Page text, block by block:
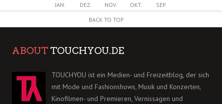
JAN. DEZ. NOV. OKT.
SEP.
BACK TO TOP
ABOUT TOUCHYOU.DE
TOUCHYOU ist ein Medien- und Freizeitblog, der sich
mit Mode und Fashionshows, Musik und Konzerten,
Kinofilmen- und Premieren, Vernissagen und